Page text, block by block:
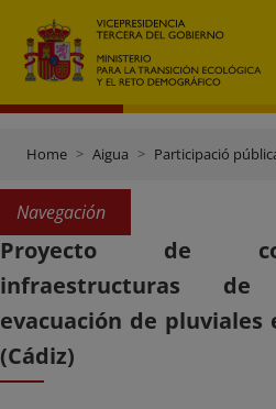
Home Aigua Participació
Navegación
Proyecto de
infraestructuras
evacuación de pluviales
(Cádiz)